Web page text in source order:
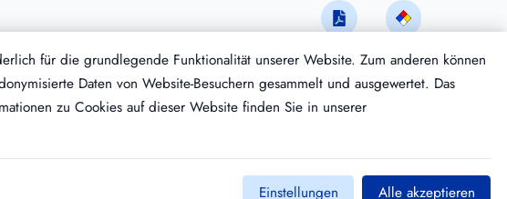
für die grundlegende Funktionalität unserer Website. Zum anderen können
Daten von Website-Besuchern gesammelt und ausgewertet. Das
zu Cookies auf dieser Website finden Sie in unserer
Einstellungen Alle akzeptieren